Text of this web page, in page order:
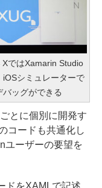
XではXamarin Studio
iOSシミュレーターで
バッグができる
とに個別に開発す
コードも共通化し
ユーザーの要望を
ドをXAMLで記述